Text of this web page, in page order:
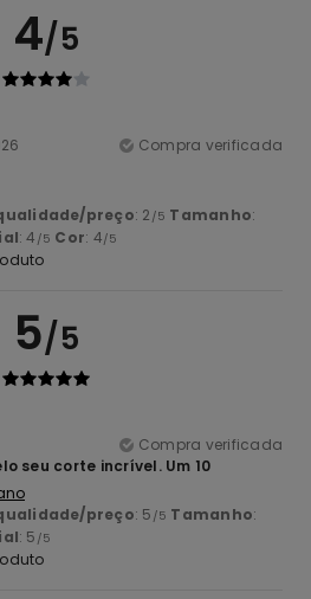
4/5
Compra verificada
preço: 2 /5 Tamanho:
: 4 /5 Cor: 4/5
5/5
Compra verificada
seu corte incrível. Um 10
preço: 5 /5 Tamanho:
: 5 /5